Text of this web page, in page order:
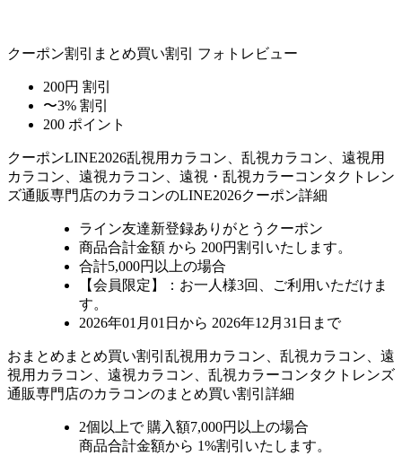
クーポン割引 まとめ買い割引 フォトレビュー
200円 割引
〜3% 割引
200 ポイント
クーポンLINE2026乱視用カラコン、乱視カラコン、遠視用
カラコン、遠視カラコン、遠視・乱視カラーコンタクトレン
ズ通販専門店のカラコンのLINE2026クーポン詳細
ライン友達新登録ありがとうクーポン
商品合計金額 から 200円割引 いたします。
合計5,000円以上の場合
【会員限定】：お一人様3回
、ご利用いただけま
す。
2026年01月01日から 2026年12月31日まで
おまとめ まとめ買い割引 乱視用カラコン、乱視カラコン、遠
視用カラコン、遠視カラコン、乱視カラーコンタクトレンズ
通販専門店のカラコンのまとめ買い割引詳細
2個 以上で 購入額7,000円以上の場合
商品合計金額から 1%割引いたします。